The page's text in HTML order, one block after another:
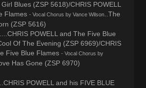
Blues (ZSP 5618)/CHRIS POWELL
Flames - Vocal Chorus by Vance Wilson
..The
(ZSP 5616)
POWELL and The Five Blue
Of The Evening (ZSP 6969)/CHRIS
Five Blue Flames - Vocal Chorus by
Has Gone (ZSP 6970)
POWELL and his FIVE BLUE